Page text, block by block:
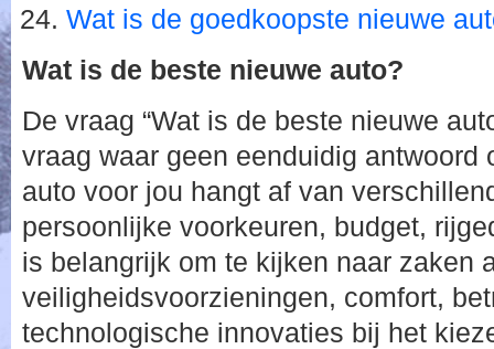
Wat is de goedkoopste nieuwe
Wat is de beste nieuwe auto?
De vraag “Wat is de beste nieuwe
vraag waar geen eenduidig antwoord
auto voor jou hangt af van
persoonlijke voorkeuren, budget,
is belangrijk om te kijken naar zaken
veiligheidsvoorzieningen, comfort,
technologische innovaties bij het